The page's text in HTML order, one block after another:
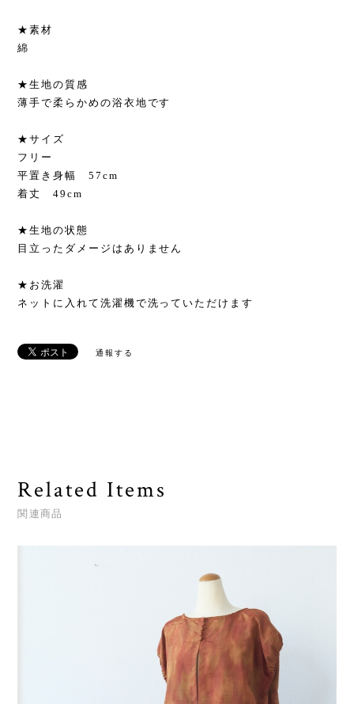
★素材
綿
★生地の質感
薄手で柔らかめの浴衣地です
★サイズ
フリー
平置き身幅 57cm
着丈 49cm
★生地の状態
目立ったダメージはありません
★お洗濯
ネットに入れて洗濯機で洗っていただけます
通報する
Related Items
関連商品